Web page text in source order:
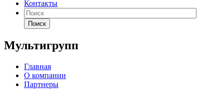
Контакты
Поиск
Мультигрупп
Главная
О компании
Партнеры